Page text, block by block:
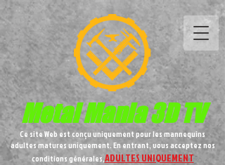
MetalMania 3D TV
Ce site Web est conçu uniquement pour les mannequins
adultes matures uniquement. En entrant, vous acceptez nos
conditions générales,ADULTES UNIQUEMENT